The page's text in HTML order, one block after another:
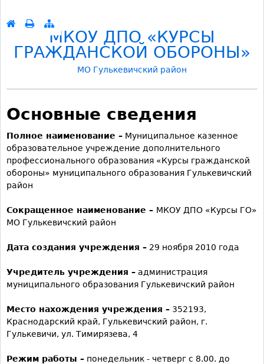
МКОУ ДПО «КУРСЫ
ГРАЖДАНСКОЙ ОБОРОНЫ»
МО Гулькевичский район
Основные сведения
Полное наименование – Муниципальное казенное
образовательное учреждение дополнительного
профессионального образования «Курсы гражданской
обороны» муниципального образования Гулькевичский
район
Сокращенное наименование – МКОУ ДПО «Курсы ГО»
МО Гулькевичский район
Дата создания учреждения – 29 ноября 2010 года
Учредитель учреждения – администрация
муниципального образования Гулькевичский район
Место нахождения учреждения – 352193,
Краснодарский край, Гулькевичский район, г.
Гулькевичи, ул. Тимирязева, 4
Режим работы – понедельник - четверг с 8.00. до